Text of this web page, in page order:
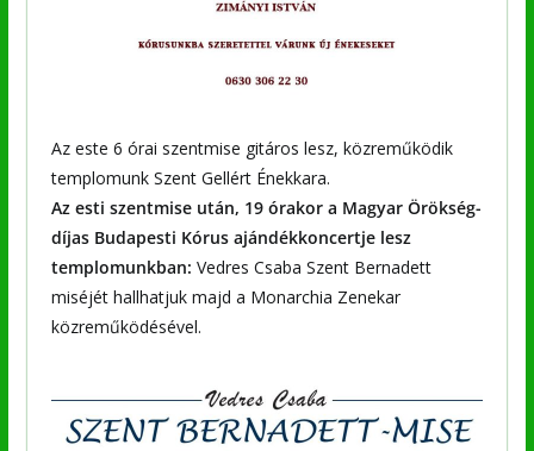
Az este 6 órai szentmise gitáros lesz, közreműködik
templomunk Szent Gellért Énekkara.
Az esti szentmise után, 19 órakor a Magyar Örökség-
díjas Budapesti Kórus ajándékkoncertje lesz
templomunkban: Vedres Csaba Szent Bernadett
miséjét hallhatjuk majd a Monarchia Zenekar
közreműködésével.